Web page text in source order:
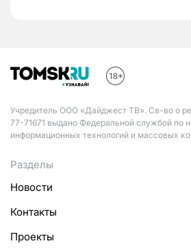
Учредитель ООО «Дайджест ТВ». Св-во о
77-71671 выдано Федеральной службой по
информационных технологий и массовых
Разделы
Новости
Контакты
Проекты